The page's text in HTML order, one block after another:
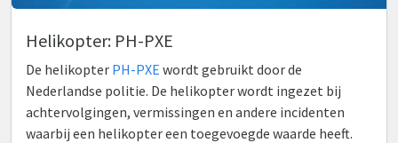
Helikopter: PH-PXE
De helikopter PH-PXE wordt gebruikt door de
Nederlandse politie. De helikopter wordt ingezet bij
achtervolgingen, vermissingen en andere incidenten
waarbij een helikopter een toegevoegde waarde heeft.